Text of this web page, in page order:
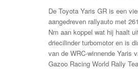
De Toyota Yaris GR is een
aangedreven rallyauto met
Nm aan koppel wat hij haalt
driecilinder turbomotor en is
van de WRC-winnende Yaris
Gazoo Racing World Rally